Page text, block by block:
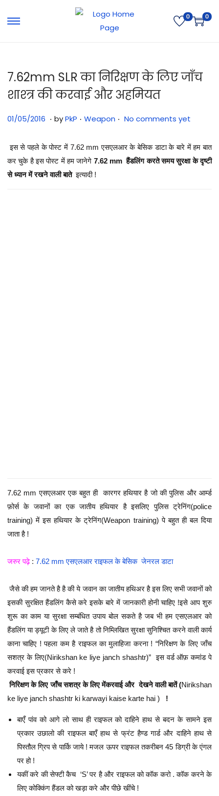
0 0
7.62mm SLR का निरिक्षण के लिए जाँच
शाश्त्र की करवाई और अहमियत
Posted on
01/05/2016 3
/
0
7
. byPkP . Posted in
Weapon . No comments yet
इस से पहले के पोस्ट में 7.62 mm एसएलआर के बेसिक डाटा के बारे में हम बात
कर चुके है इस पोस्ट में हम जानेगे 7.62 mm हैंडलिंग करते समय सुरक्षा के दृष्टी
से ध्यान में रखने वाली बातेइत्यादी !
7.62 mm एसएलआर एक बहुत ही कारगर हथियार है जो की पुलिस और आर्म्ड
फ़ोर्स के जवानों का एक जातीय हथियार है इसलिए पुलिस ट्रेनिंग(police
training) में इस हथियार के ट्रेनिंग(Weapon training) पे बहुत ही बल दिया
जाता है !
जरुर पढ़े: 7.62 mm एसएलआर राइफल के बेसिक जेनरल डाटा
जैसे की हम जानते है है की ये जवान का जातीय हथिअर है इस लिए सभी जवानों को
इसकी सुरक्षित हैंडलिंग कैसे करे इसके बारे में जानकारी होनी चाहिए !इसे आप शुरु
शुरू का काम या सुरक्षा सम्बंधित उपाय बोल सकते है जब भी हम एसएलआर को
हैंडलिंग या ड्यूटी के लिए ले जाते है तो निम्लिखित सुरक्षा सुनिश्चित करने वाली कार्य
काना चाहिए ! पहला कम है राइफल का मुलाहिजा करना ! “निरिक्षण के लिए जाँच
सशत्र के लिए(Nirikshan ke liye janch shashtr)” इस वर्ड ऑफ़ कमांड पे
करवाई इस प्रकार से करे !
निरिक्षण के लिए जाँच सशत्र के लिए मेंकरवाई और देखने वाली बातें (Nirikshan
ke liye janch shashtr ki karwayi kaise karte hai ) !
बाएँ पांव को आगे लो साथ ही राइफल को दाहिने हाथ से बदन के सामने इस
प्रकार उछालो की राइफल बाएँ हाथ से फ्रंट हैण्ड गार्ड और दाहिने हाथ से
पिस्तौल ग्रिप से पार्कि जाये ! मजल ऊपर राइफल तकरीबन 45 डिग्री के एंगल
पर हो !
यकीं करे की सेफ्टी कैच ‘S’ पर है और राइफल को कॉक करो . कॉक करने के
लिए कोक्किंग हैंडल को खड़ा करे और पीछे खींचे !